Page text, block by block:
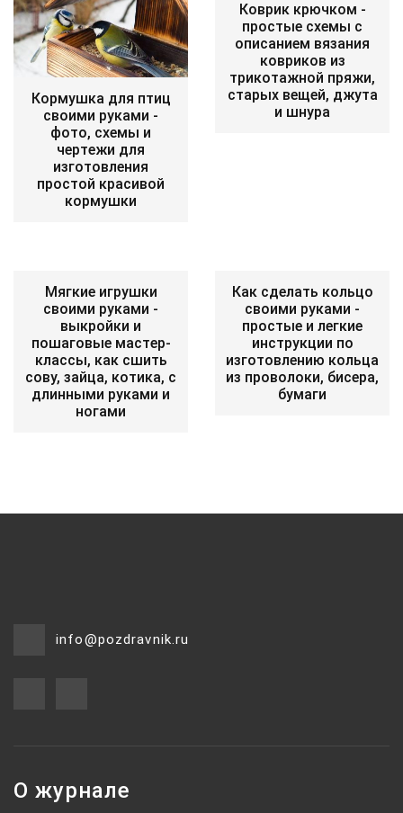
Кормушка для птиц
своими руками -
фото, схемы и
чертежи для
изготовления
простой красивой
кормушки
Коврик крючком -
простые схемы с
описанием вязания
ковриков из
трикотажной пряжи,
старых вещей, джута
и шнура
Мягкие игрушки
своими руками -
выкройки и
пошаговые мастер-
классы, как сшить
сову, зайца, котика, с
длинными руками и
ногами
Как сделать кольцо
своими руками -
простые и легкие
инструкции по
изготовлению кольца
из проволоки, бисера,
бумаги
info@pozdravnik.ru
О журнале